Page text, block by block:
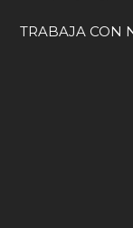
TRABAJA CON